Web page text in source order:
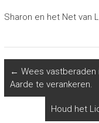
Sharon en het Net van
← Wees
Aarde te verankeren.
Houd het